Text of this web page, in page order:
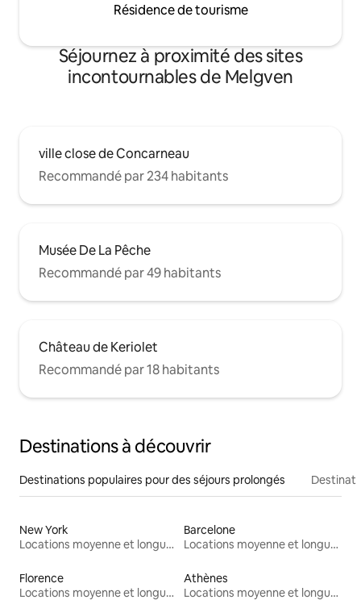
Résidence de tourisme
Séjournez à proximité des sites
incontournables de Melgven
ville close de Concarneau
Recommandé par 234 habitants
Musée De La Pêche
Recommandé par 49 habitants
Château de Keriolet
Recommandé par 18 habitants
Destinations à découvrir
Destinations populaires pour des séjours prolongés
New York
Locations moyenne et longue durée
Barcelone
Locations moyenne et longue durée
Florence
Locations moyenne et longue durée
Athènes
Locations moyenne et longue durée